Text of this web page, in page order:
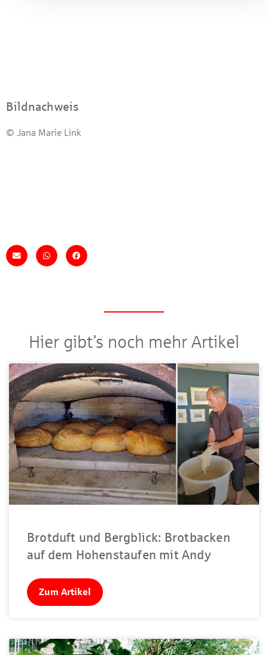
Bildnachweis
© Jana Marie Link
Hier gibt’s noch mehr Artikel
Brotduft und Bergblick: Brotbacken
auf dem Hohenstaufen mit Andy
Zum Artikel